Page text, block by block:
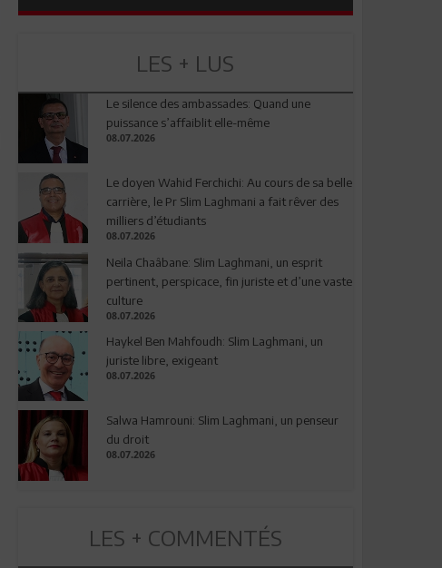
LES + LUS
Le silence des ambassades: Quand une
puissance s’affaiblit elle-même
08.07.2026
Le doyen Wahid Ferchichi: Au cours de sa belle
carrière, le Pr Slim Laghmani a fait rêver des
milliers d’étudiants
08.07.2026
Neila Chaâbane: Slim Laghmani, un esprit
pertinent, perspicace, fin juriste et d’une vaste
culture
08.07.2026
Haykel Ben Mahfoudh: Slim Laghmani, un
juriste libre, exigeant
08.07.2026
Salwa Hamrouni: Slim Laghmani, un penseur
du droit
08.07.2026
LES + COMMENTÉS